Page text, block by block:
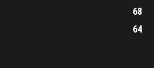
68
64